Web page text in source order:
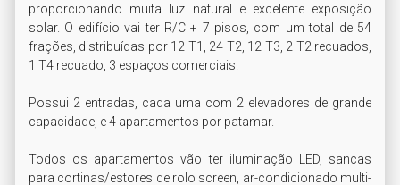
proporcionando muita luz natural e excelente exposição
solar. O edifício vai ter R/C + 7 pisos, com um total de 54
frações, distribuídas por 12 T1, 24 T2, 12 T3, 2 T2 recuados,
1 T4 recuado, 3 espaços comerciais.
Possui 2 entradas, cada uma com 2 elevadores de grande
capacidade, e 4 apartamentos por patamar.
Todos os apartamentos vão ter iluminação LED, sancas
para cortinas/estores de rolo screen, ar-condicionado multi-